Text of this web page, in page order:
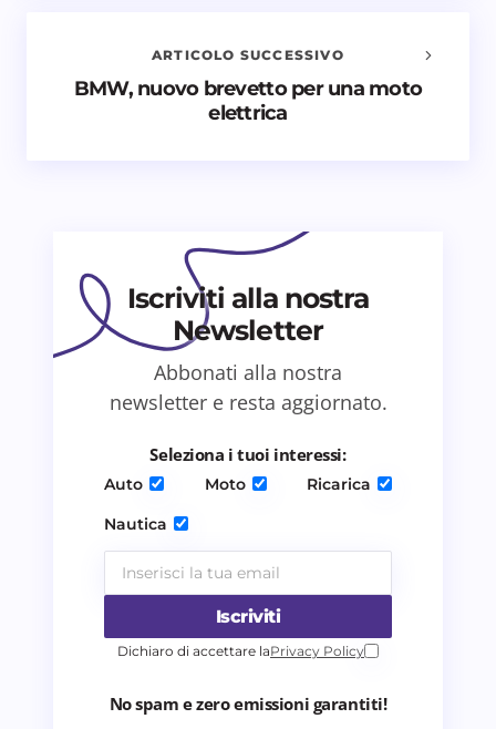
Il tuo commento *
Nome *
Salva il mio nome e email in questo browser
per il prossimo commento.
ARTICOLO SUCCESSIVO
BMW, nuovo brevetto per una moto
elettrica
Iscriviti alla nostra
Newsletter
Abbonati alla nostra
newsletter e resta aggiornato.
Seleziona i tuoi interessi:
Auto Moto
Ricarica
Nautica
Iscriviti
Dichiaro di accettare laPrivacy Policy
No spam e zero emissioni garantiti!